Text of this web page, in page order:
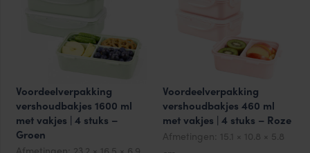
Voordeelverpakking
vershoudbakjes 1600 ml
met vakjes | 4 stuks –
Groen
Afmetingen: 23.2 × 16.5 × 6.9
Voordeelverpakking
vershoudbakjes 460 ml
met vakjes | 4 stuks – Roze
Afmetingen:
15.1 × 10.8 × 5.8